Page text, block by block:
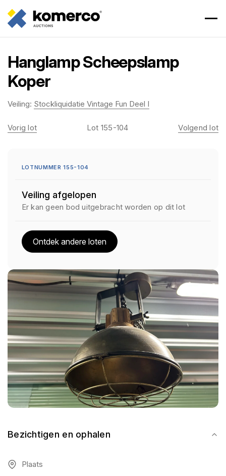
Hanglamp Scheepslamp
Koper
Veiling: Stockliquidatie Vintage Fun Deel I
Bezichtigen en ophalen
Plaats
Vorig lot Lot 155-104 Volgend lot
LOTNUMMER 155-104
Veiling afgelopen
Er kan geen bod uitgebracht worden op dit lot
Ontdek andere loten